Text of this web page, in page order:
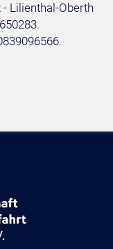
Lilienthal-Oberth